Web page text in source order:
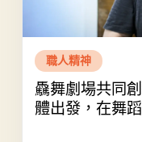
職人精神
驫舞劇場共同
體出發，在舞